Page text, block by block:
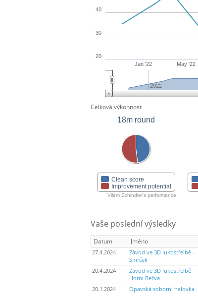
Jan '22 May '22
20
30
40
2022
Celková výkonnost
18m round
Clean score
Improvement potential
Vilém Schindler's performance
Vaše poslední výsledky
Datum Jméno
27.4.2024
Závod ve 3D lukostřelbě -
Smrček
20.4.2024
Závod ve 3D lukostřelbě
Horní Bečva
20.1.2024
Opavská sobotní halovka